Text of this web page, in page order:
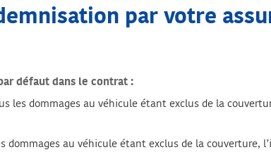
par votre
défaut dans le contrat :
les dommages au véhicule étant exclus de la
dommages au véhicule étant exclus de la couverture,